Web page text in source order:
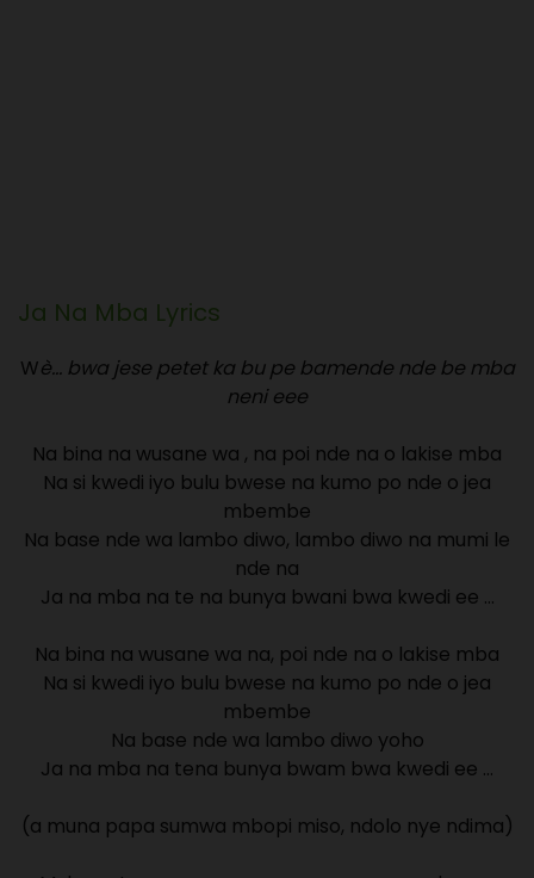
Ja Na Mba Lyrics
Wè… bwa jese petet ka bu pe bamende nde be mba
neni eee
Na bina na wusane wa , na poi nde na o lakise mba
Na si kwedi iyo bulu bwese na kumo po nde o jea
mbembe
Na base nde wa lambo diwo, lambo diwo na mumi le
nde na
Ja na mba na te na bunya bwani bwa kwedi ee …
Na bina na wusane wa na, poi nde na o lakise mba
Na si kwedi iyo bulu bwese na kumo po nde o jea
mbembe
Na base nde wa lambo diwo yoho
Ja na mba na tena bunya bwam bwa kwedi ee …
(a muna papa sumwa mbopi miso, ndolo nye ndima)